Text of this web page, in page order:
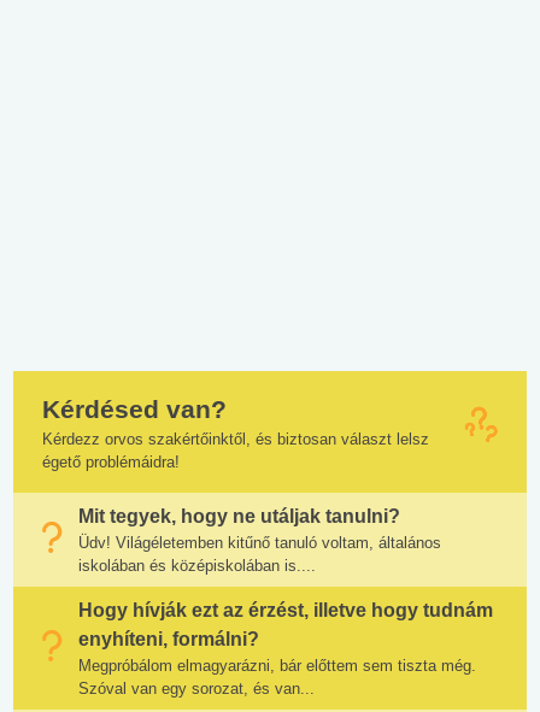
Kérdésed van?
Kérdezz orvos szakértőinktől, és biztosan választ lelsz
égető problémáidra!
Mit tegyek, hogy ne utáljak tanulni?
Üdv! Világéletemben kitűnő tanuló voltam, általános
iskolában és középiskolában is....
Hogy hívják ezt az érzést, illetve hogy tudnám
enyhíteni, formálni?
Megpróbálom elmagyarázni, bár előttem sem tiszta még.
Szóval van egy sorozat, és van...